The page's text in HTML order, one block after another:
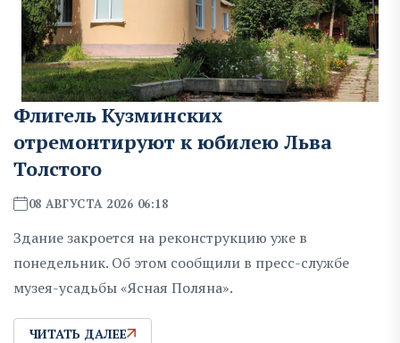
Флигель Кузминских
отремонтируют к юбилею Льва
Толстого
08 АВГУСТА 2026 06:18
Здание закроется на реконструкцию уже в
понедельник. Об этом сообщили в пресс-службе
музея-усадьбы «Ясная Поляна».
ЧИТАТЬ ДАЛЕЕ